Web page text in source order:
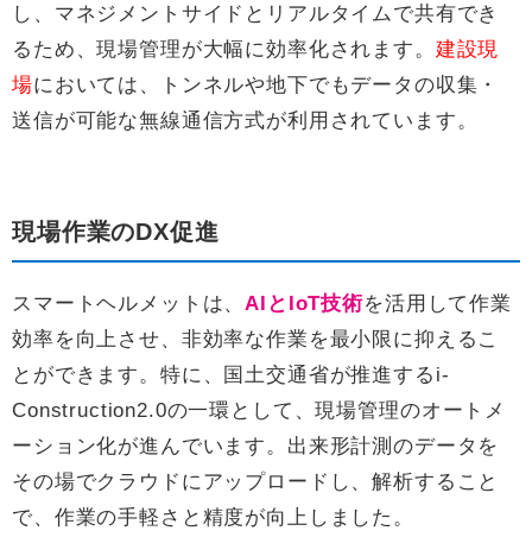
し、マネジメントサイドとリアルタイムで共有でき
るため、現場管理が大幅に効率化されます。 建設現
場においては、トンネルや地下でもデータの収集・
送信が可能な無線通信方式が利用されています。
現場作業のDX促進
スマートヘルメットは、AIとIoT技術を活用して作業
効率を向上させ、非効率な作業を最小限に抑えるこ
とができます。特に、国土交通省が推進するi-
Construction2.0の一環として、現場管理のオートメ
ーション化が進んでいます。出来形計測のデータを
その場でクラウドにアップロードし、解析すること
で、作業の手軽さと精度が向上しました。